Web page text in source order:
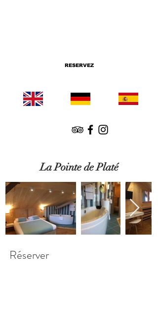
RESERVEZ
La Pointe de Platé
Réserver